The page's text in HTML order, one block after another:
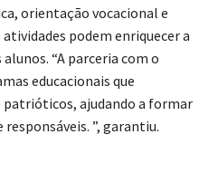
orientação vocacional e
podem enriquecer a
“A parceria com o
educacionais que
patrióticos, ajudando a formar
”, garantiu.